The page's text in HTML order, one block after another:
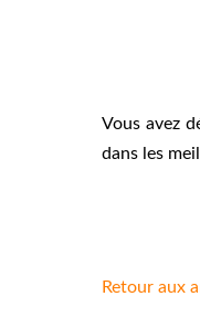
Vous avez
dans les
Retour aux